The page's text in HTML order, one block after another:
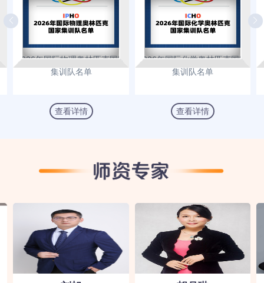
2026年国际物理奥林匹克国家
集训队名单
查看详情
2026年国际化学奥林匹克国家
集训队名单
查看详情